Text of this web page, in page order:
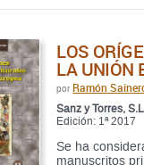
LOS
LA UNIÓN
por Ramón
Sanz y Torres,
Edición: 1ª 2017
Se ha
manuscritos